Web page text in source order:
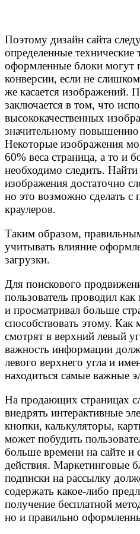
Поэтому дизайн сайта
определенные технические
оформленные блоки могут
конверсии, если не
же касается изображений.
заключается в том, что
высококачественных
значительному повышению
Некоторые изображения
60% веса страница, а то и
необходимо следить.
изображения достаточно
но это возможно сделать
краулеров.
Таким образом,
учитывать влияние
загрузки.
Для поискового
пользователь проводил
и просматривал больше
способствовать этому. Как
смотрят в верхний левый
важность информации
левого верхнего угла и
находиться самые важные
На продающих страницах
внедрять интерактивные
кнопки, калькуляторы,
может побудить
больше времени на сайте и
действия. Маркетинговые
подписки на рассылку
содержать какое-либо
получение бесплатной
но и правильно